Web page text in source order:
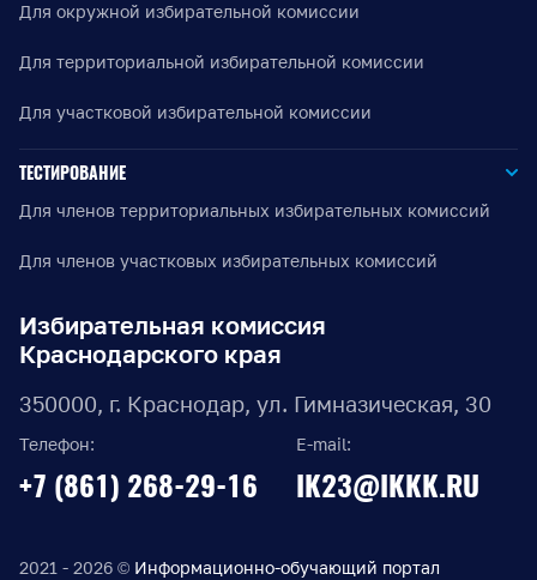
Избирательная комиссия
Краснодарского края
350000, г. Краснодар, ул. Гимназическая, 30
Телефон:
+7 (861) 268-29-16
E-mail:
IK23@IKKK.RU
2021 - 2026 © Информационно-обучающий портал
Для окружной избирательной комиссии
Для территориальной избирательной комиссии
Для участковой избирательной комиссии
ТЕСТИРОВАНИЕ
Для членов территориальных избирательных комиссий
Для членов участковых избирательных комиссий